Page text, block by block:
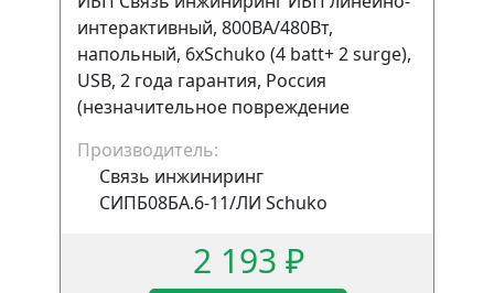
интерактивный, 800ВА/480Вт,
напольный, 6xSchuko (4 batt+ 2 surge),
USB, 2 года гарантия, Россия
(незначительное повреждение
Производитель:
Связь инжиниринг
СИПБ08БА.6-11/ЛИ Schuko
2 193 ₽